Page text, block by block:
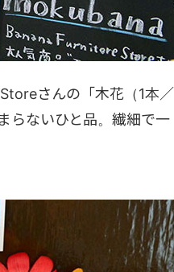
さんの「木花（1本／
らないひと品。繊細で一